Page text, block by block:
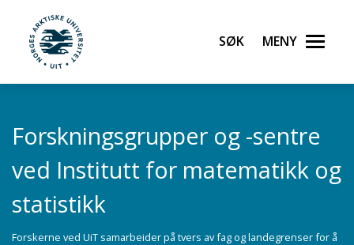
Gå til hovedinnhold
UiT Norges arktiske universitet
Søk Meny
Forskningsgrupper og -sentre
ved Institutt for matematikk og
statistikk
Forskerne ved UiT samarbeider på tvers av fag og landegrenser for å